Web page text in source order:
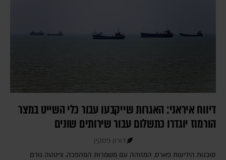
דיווח איראני: האגרות שייקבעו עבור כלי השייט במצר
הורמוז יוגדרו כתשלום עבור שירותים שונים
דורון פסקין
סוכנות הידיעות פארס, המזוהה עם משמרות המהפכה, ציטטה גורם